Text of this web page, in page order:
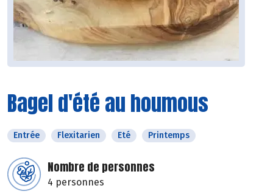
Bagel d'été au houmous
Entrée Flexitarien Eté Printemps
Nombre de personnes
4 personnes